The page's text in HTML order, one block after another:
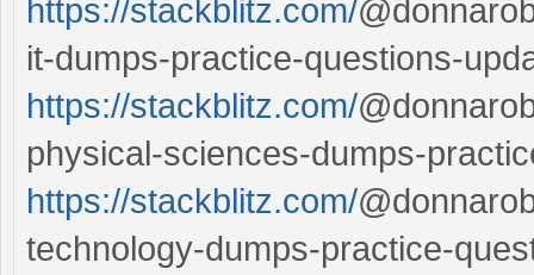
https://stackblitz.com/
it-dumps-practice-questions-
https://stackblitz.com/
physical-sciences-dumps-
https://stackblitz.com/
technology-dumps-practice-